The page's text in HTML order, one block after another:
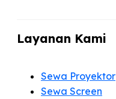
Layanan Kami
Sewa Proyektor
Sewa Screen